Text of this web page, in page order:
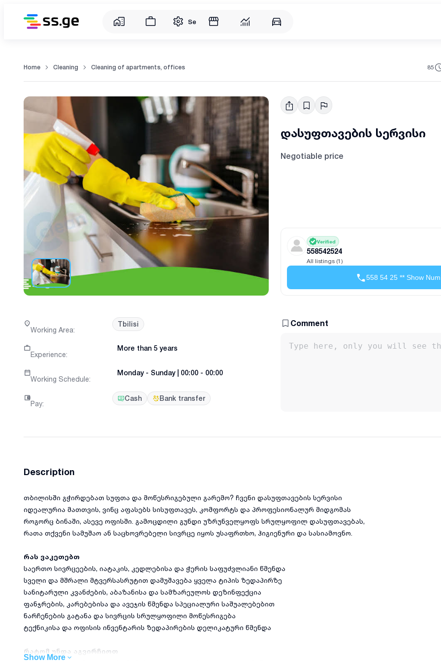
Service
Home Cleaning Cleaning of apartments, offices 85
დასუფთავების სერვისი
Negotiable price
Verified
558542524
All listings (1)
558 54 25 ** Show
Working Area:
Tbilisi
Experience:
More than 5 years
Working Schedule:
Monday- Sunday| 00:00 - 00:00
Pay:
Cash Bank transfer
Comment
Description
თბილისში გჭირდებათ სუფთა და მოწესრიგებული გარემო? ჩვენი დასუფთავების სერვისი
იდეალურია მათთვის, ვინც აფასებს სისუფთავეს, კომფორტს და პროფესიონალურ მიდგომას
როგორც ბინაში, ასევე ოფისში. გამოცდილი გუნდი უზრუნველყოფს სრულყოფილ დასუფთავებას,
რათა თქვენი სამუშაო ან საცხოვრებელი სივრცე იყოს უსაფრთხო, ჰიგიენური და სასიამოვნო.
რას ვაკეთებთ
საერთო სივრცეების, იატაკის, კედლებისა და ჭერის საფუძვლიანი წმენდა
სველი და მშრალი მტვერსასრუტით დამუშავება ყველა ტიპის ზედაპირზე
სანიტარული კვანძების, აბაზანისა და სამზარეულოს დეზინფექცია
ფანჯრების, კარებებისა და ავეჯის წმენდა სპეციალური საშუალებებით
ნარჩენების გატანა და სივრცის სრულყოფილი მოწესრიგება
ტექნიკისა და ოფისის ინვენტარის ზედაპირების დელიკატური წმენდა
რატომ უნდა აგვირჩიოთ
Show More